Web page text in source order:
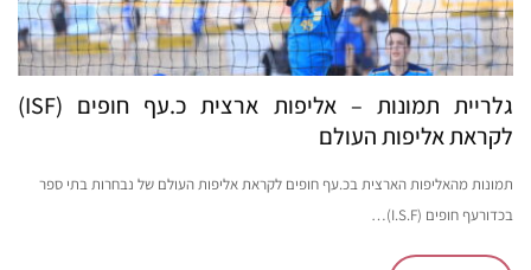
גלריית תמונות – אליפות ארצית כ.עף חופים (ISF)
לקראת אליפות העולם
תמונות מהאליפות הארצית בכ.עף חופים לקראת אליפות העולם של נבחרות בתי ספר
בכדורעף חופים (I.S.F)…